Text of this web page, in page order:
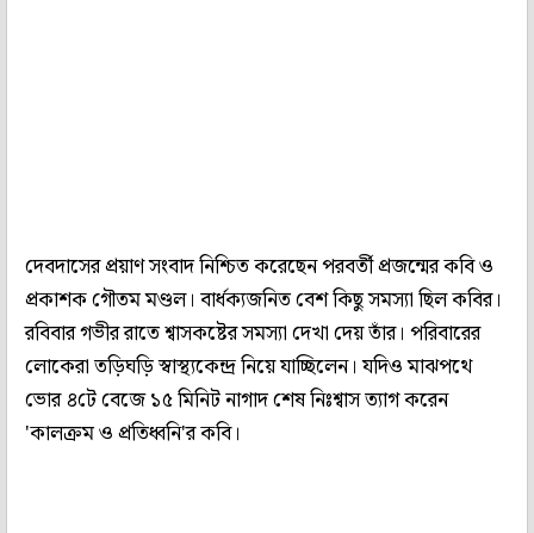
দেবদাসের প্রয়াণ সংবাদ নিশ্চিত করেছেন পরবর্তী প্রজন্মের কবি ও
প্রকাশক গৌতম মণ্ডল। বার্ধক্যজনিত বেশ কিছু সমস্যা ছিল কবির।
রবিবার গভীর রাতে শ্বাসকষ্টের সমস্যা দেখা দেয় তাঁর। পরিবারের
লোকেরা তড়িঘড়ি স্বাস্থ্যকেন্দ্র নিয়ে যাচ্ছিলেন। যদিও মাঝপথে
ভোর ৪টে বেজে ১৫ মিনিট নাগাদ শেষ নিঃশ্বাস ত্যাগ করেন
'কালক্রম ও প্রতিধ্বনি'র কবি।